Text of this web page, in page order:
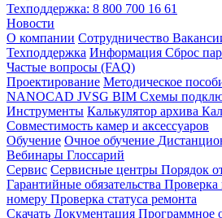
Техподдержка: 8 800 700 16 61
Новости
О компании Cотрудничество
Техподдержка Информация Сброс
Частые вопросы (FAQ)
Проектирование Методическое
NANOCAD JVSG BIM Схемы
Инструменты Калькулятор архива
Совместимость камер и аксессуаров
Обучение Очное обучение
Вебинары Глоссарий
Сервис Сервисные центры Порядок
Гарантийные обязательства Проверка
номеру Проверка статуса ремонта
Скачать Документация Программное